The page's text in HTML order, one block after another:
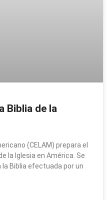
Biblia de la
(CELAM) prepara el
la Iglesia en América. Se
Biblia efectuada por un